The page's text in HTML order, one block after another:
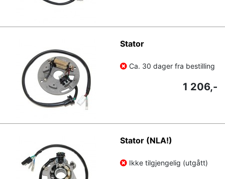
Stator
Ca. 30 dager fra bestilling
1 206,-
Stator (NLA!)
Ikke tilgjengelig (utgått)